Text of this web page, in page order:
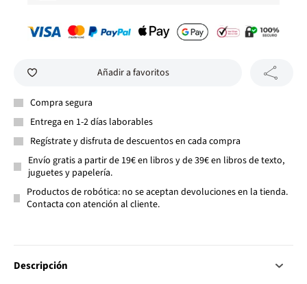
Añadir a favoritos
Compra segura
Entrega en 1-2 días laborables
Regístrate y disfruta de descuentos en cada compra
Envío gratis a partir de 19€ en libros y de 39€ en libros de texto,
juguetes y papelería.
Productos de robótica: no se aceptan devoluciones en la tienda.
Contacta con atención al cliente.
Descripción